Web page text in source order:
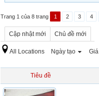
Trang 1 của 8 trang 1 2 3 4
Cập nhật mới Chủ đề mới
All Locations Ngày tạo
Tiêu đề